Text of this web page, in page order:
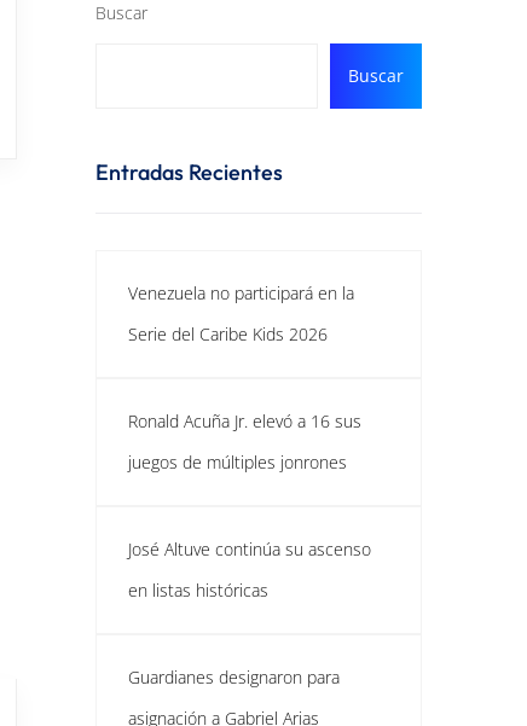
Buscar
Buscar
Entradas Recientes
Venezuela no participará en la
Serie del Caribe Kids 2026
Ronald Acuña Jr. elevó a 16 sus
juegos de múltiples jonrones
José Altuve continúa su ascenso
en listas históricas
Guardianes designaron para
asignación a Gabriel Arias